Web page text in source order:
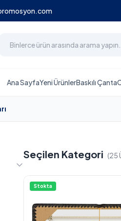
Ana SayfaYeni ÜrünlerBaskılı Çanta
Seçilen Kategori (25
Stokta